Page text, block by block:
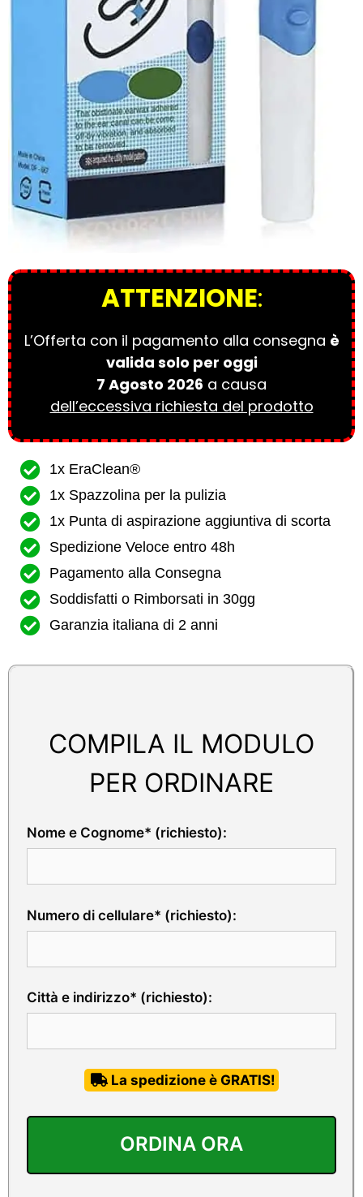
ATTENZIONE:
L’Offerta con il pagamento alla consegna è
valida solo per oggi
7 Agosto 2026 a causa
dell’eccessiva richiesta del prodotto
1x EraClean®
1x Spazzolina per la pulizia
1x Punta di aspirazione aggiuntiva di scorta
Spedizione Veloce entro 48h
Pagamento alla Consegna
Soddisfatti o Rimborsati in 30gg
Garanzia italiana di 2 anni
COMPILA IL MODULO
PER ORDINARE
Nome e Cognome* (richiesto):
Numero di cellulare* (richiesto):
Città e indirizzo* (richiesto):
La spedizione è GRATIS!